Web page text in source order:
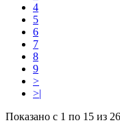
4
5
6
7
8
9
>
>|
Показано с 1 по 15 из